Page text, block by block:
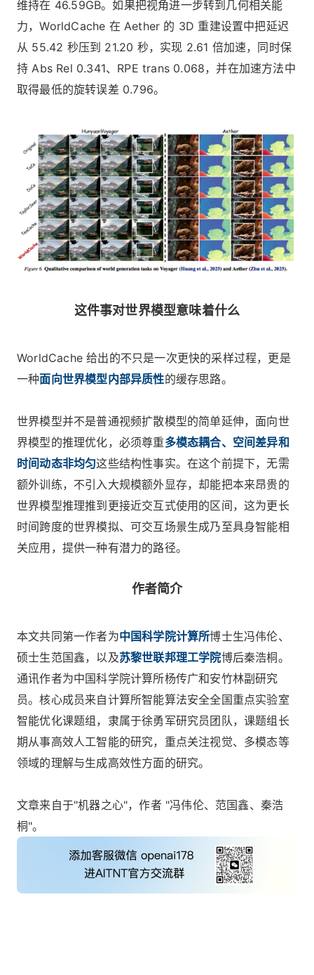
维持在 46.59GB。如果把视角进一步转到几何相关能
力，WorldCache 在 Aether 的 3D 重建设置中把延迟
从 55.42 秒压到 21.20 秒，实现 2.61 倍加速，同时保
持 Abs Rel 0.341、RPE trans 0.068，并在加速方法中
取得最低的旋转误差 0.796。
这件事对世界模型意味着什么
WorldCache 给出的不只是一次更快的采样过程，更是
一种面向世界模型内部异质性的缓存思路。
世界模型并不是普通视频扩散模型的简单延伸，面向世
界模型的推理优化，必须尊重多模态耦合、空间差异和
时间动态非均匀这些结构性事实。在这个前提下，无需
额外训练，不引入大规模额外显存，却能把本来昂贵的
世界模型推理推到更接近交互式使用的区间，这为更长
时间跨度的世界模拟、可交互场景生成乃至具身智能相
关应用，提供一种有潜力的路径。
作者简介
本文共同第一作者为中国科学院计算所博士生冯伟伦、
硕士生范国鑫，以及苏黎世联邦理工学院博后秦浩桐。
通讯作者为中国科学院计算所杨传广和安竹林副研究
员。核心成员来自计算所智能算法安全全国重点实验室
智能优化课题组，隶属于徐勇军研究员团队，课题组长
期从事高效人工智能的研究，重点关注视觉、多模态等
领域的理解与生成高效性方面的研究。
文章来自于"机器之心"，作者 "冯伟伦、范国鑫、秦浩
桐"。